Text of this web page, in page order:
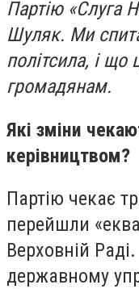
Партію «Слуга
Шуляк. Ми
політсила, і що
громадянам.
Які зміни
керівництвом?
Партію чекає
перейшли
Верховній
державному